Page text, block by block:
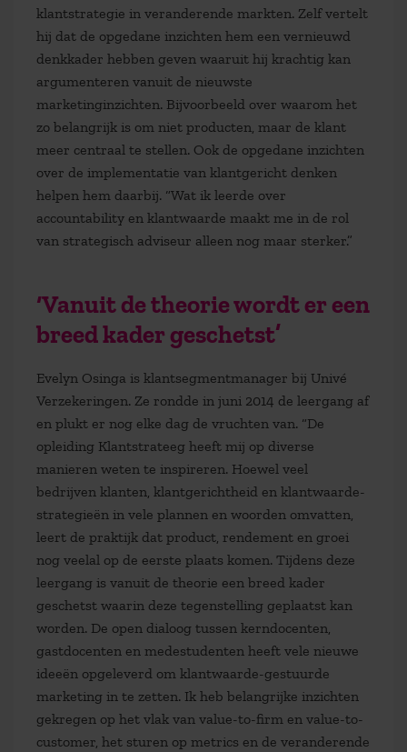
klantstrategie in veranderende markten. Zelf vertelt
hij dat de opgedane inzichten hem een vernieuwd
denkkader hebben geven waaruit hij krachtig kan
argumenteren vanuit de nieuwste
marketinginzichten. Bijvoorbeeld over waarom het
zo belangrijk is om niet producten, maar de klant
meer centraal te stellen. Ook de opgedane inzichten
over de implementatie van klantgericht denken
helpen hem daarbij. “Wat ik leerde over
accountability en klantwaarde maakt me in de rol
van strategisch adviseur alleen nog maar sterker.”
‘Vanuit de theorie wordt er een
breed kader geschetst’
Evelyn Osinga is klantsegmentmanager bij Univé
Verzekeringen. Ze rondde in juni 2014 de leergang af
en plukt er nog elke dag de vruchten van. “De
opleiding Klantstrateeg heeft mij op diverse
manieren weten te inspireren. Hoewel veel
bedrijven klanten, klantgerichtheid en klantwaarde-
strategieën in vele plannen en woorden omvatten,
leert de praktijk dat product, rendement en groei
nog veelal op de eerste plaats komen. Tijdens deze
leergang is vanuit de theorie een breed kader
geschetst waarin deze tegenstelling geplaatst kan
worden. De open dialoog tussen kerndocenten,
gastdocenten en medestudenten heeft vele nieuwe
ideeën opgeleverd om klantwaarde-gestuurde
marketing in te zetten. Ik heb belangrijke inzichten
gekregen op het vlak van value-to-firm en value-to-
customer, het sturen op metrics en de veranderende